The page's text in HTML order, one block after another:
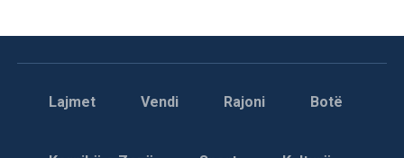
Lajmet Vendi Rajoni Botë